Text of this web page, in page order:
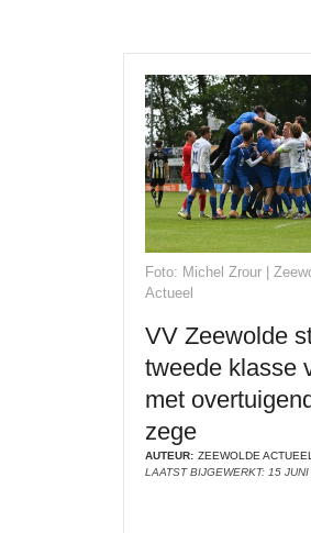
Foto: Michel Zrour |
Actueel
VV Zeewolde
tweede klasse
met
zege
AUTEUR: ZEEWOLDE ACTUEEL
LAATST BIJGEWERKT: 15